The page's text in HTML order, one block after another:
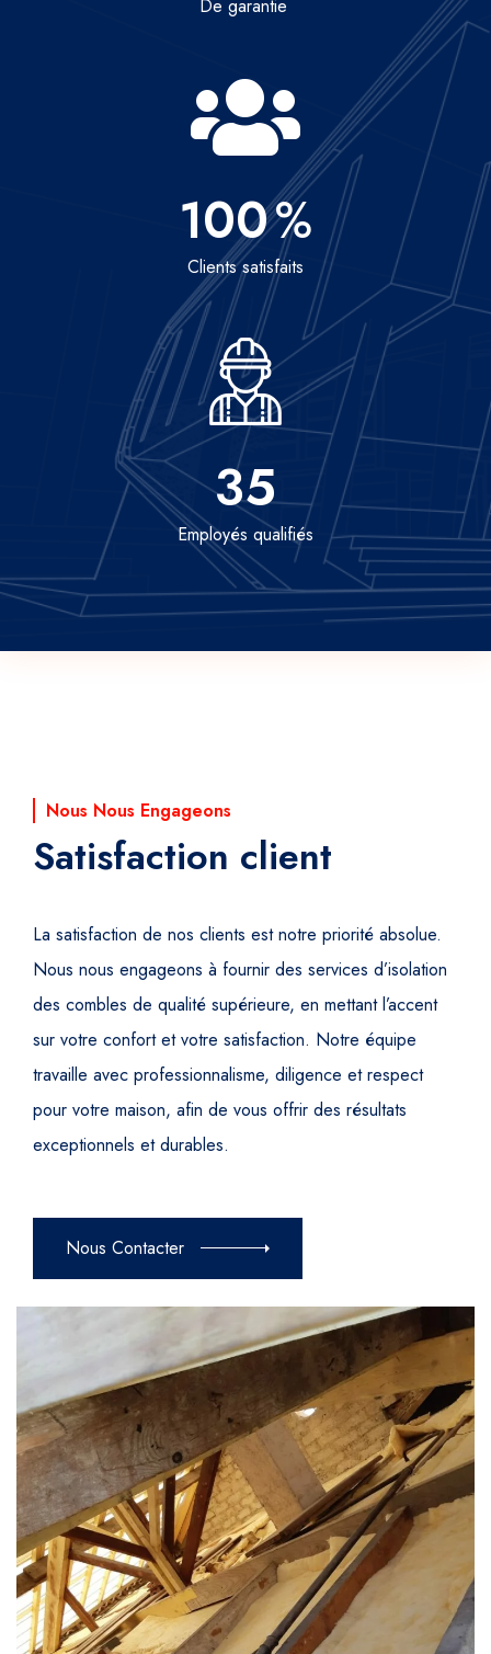
De garantie
100%
Clients satisfaits
35
Employés qualifiés
Nous Nous Engageons
Satisfaction client
La satisfaction de nos clients est notre priorité absolue.
Nous nous engageons à fournir des services d’isolation
des combles de qualité supérieure, en mettant l’accent
sur votre confort et votre satisfaction. Notre équipe
travaille avec professionnalisme, diligence et respect
pour votre maison, afin de vous offrir des résultats
exceptionnels et durables.
Nous Contacter